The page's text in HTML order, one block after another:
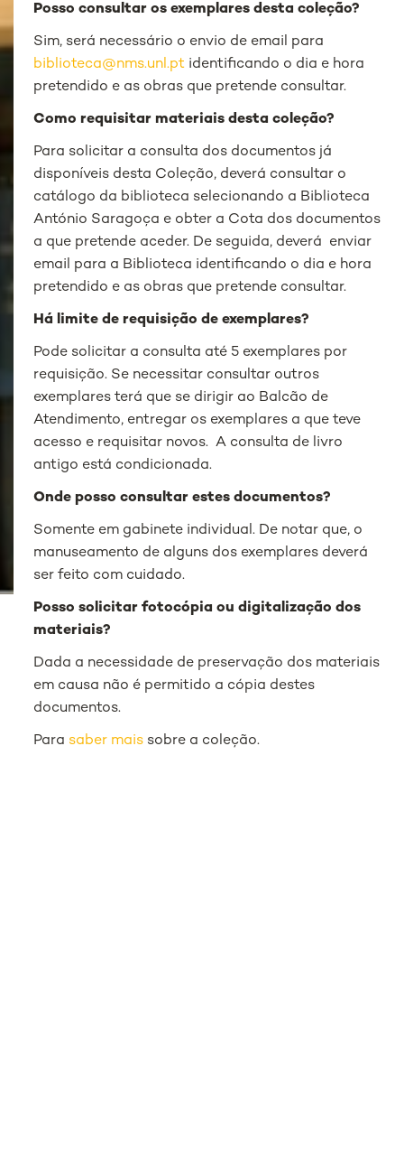
Posso consultar os exemplares desta coleção?
Sim, será necessário o envio de email para
biblioteca@nms.unl.pt identificando o dia e hora
pretendido e as obras que pretende consultar.
Como requisitar materiais desta coleção?
Para solicitar a consulta dos documentos já
disponíveis desta Coleção, deverá consultar o
catálogo da biblioteca selecionando a Biblioteca
António Saragoça e obter a Cota dos documentos
a que pretende aceder. De seguida, deverá enviar
email para a Biblioteca identificando o dia e hora
pretendido e as obras que pretende consultar.
Há limite de requisição de exemplares?
Pode solicitar a consulta até 5 exemplares por
requisição. Se necessitar consultar outros
exemplares terá que se dirigir ao Balcão de
Atendimento, entregar os exemplares a que teve
acesso e requisitar novos. A consulta de livro
antigo está condicionada.
Onde posso consultar estes documentos?
Somente em gabinete individual. De notar que, o
manuseamento de alguns dos exemplares deverá
ser feito com cuidado.
Posso solicitar fotocópia ou digitalização dos
materiais?
Dada a necessidade de preservação dos materiais
em causa não é permitido a cópia destes
documentos.
Para saber mais sobre a coleção.